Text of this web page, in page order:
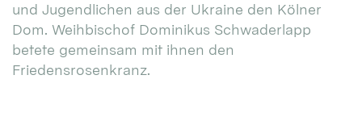
und Jugendlichen aus der Ukraine den Kölner
Dom. Weihbischof Dominikus Schwaderlapp
betete gemeinsam mit ihnen den
Friedensrosenkranz.